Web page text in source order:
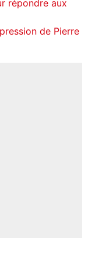
répondre aux
de Pierre